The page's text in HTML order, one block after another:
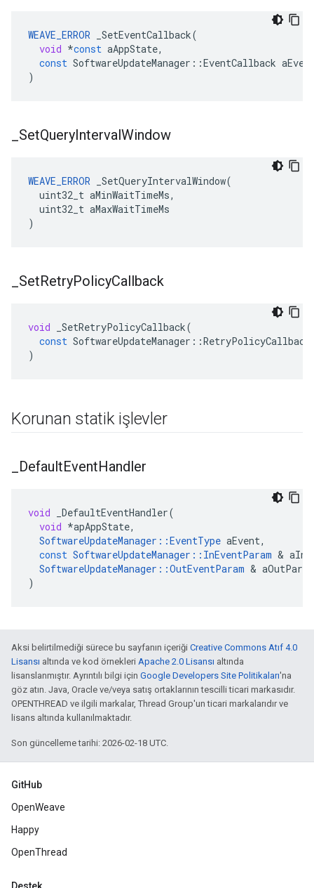
WEAVE_ERROR _SetEventCallback(
void *const aAppState,
const SoftwareUpdateManager ::EventCallback
)
SetQueryIntervalWindow
WEAVE_ERROR _SetQueryIntervalWindow(
  uint32_t aMinWaitTimeMs,
  uint32_t aMaxWaitTimeMs
)
SetRetryPolicyCallback
void _SetRetryPolicyCallback(
const SoftwareUpdateManager ::RetryPolicyCallback
)
Korunan statik işlevler
DefaultEventHandler
void _DefaultEventHandler(
void *apAppState,
SoftwareUpdateManager ::EventType aEvent,
const SoftwareUpdateManager :: InEventParam &
SoftwareUpdateManager ::OutEventParam & aOutParam
)
Aksi belirtilmediği sürece bu sayfanın içeriği Creative Commons Atıf 4.0
Lisansı altında ve kod örnekleri Apache 2.0 Lisansı altında
lisanslanmıştır. Ayrıntılı bilgi için Google Developers Site Politikaları'na
göz atın. Java, Oracle ve/veya satış ortaklarının tescilli ticari markasıdır.
OPENTHREAD ve ilgili markalar, Thread Group'un ticari markalarıdır ve
lisans altında kullanılmaktadır.
Son güncelleme tarihi: 2026-02-18 UTC.
GitHub
OpenWeave
Happy
OpenThread